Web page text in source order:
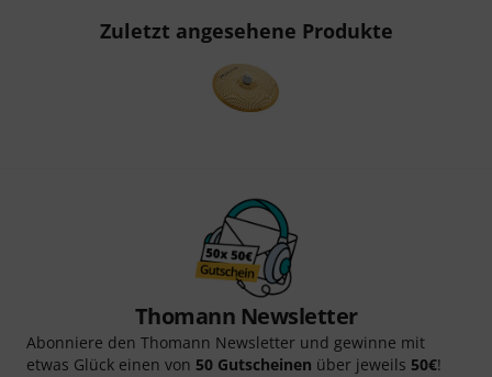
Zuletzt angesehene Produkte
Thomann Newsletter
Abonniere den Thomann Newsletter und gewinne mit
etwas Glück einen von 50 Gutscheinen über jeweils 50€!